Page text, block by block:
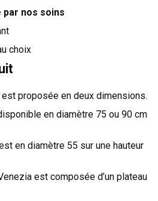
nos soins
choix
proposée en deux dimensions.
en diamètre 75 ou 90 cm
en diamètre 55 sur une hauteur
est composée d’un plateau